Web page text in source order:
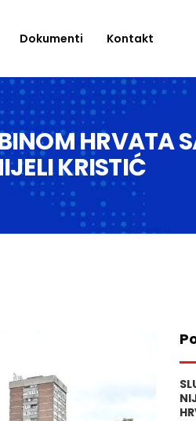
Dokumenti Kontakt
HRVATA
KRISTIĆ